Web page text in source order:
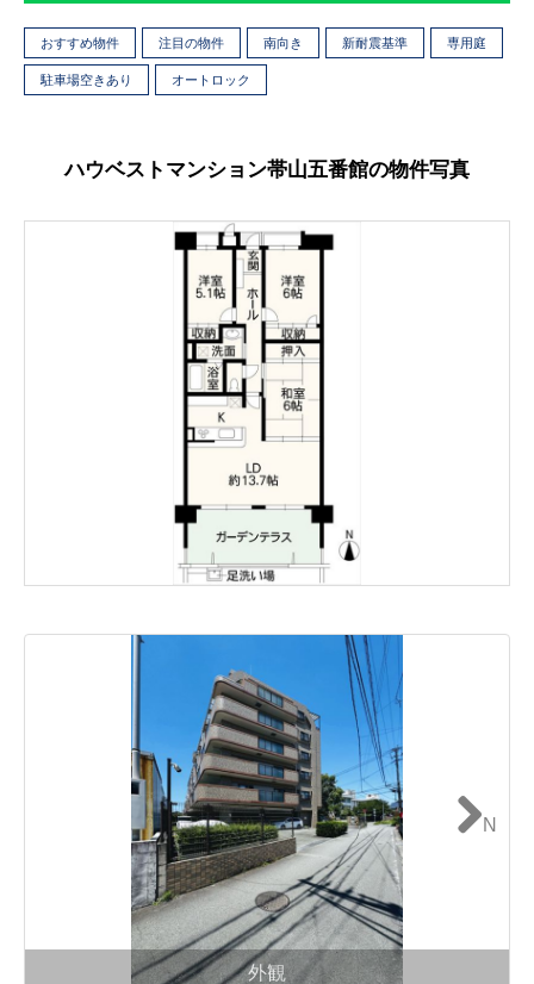
おすすめ物件 注目の物件 南向き 新耐震基準 専用庭
駐車場空きあり オートロック
ハウベストマンション帯山五番館の物件写真
外観
N